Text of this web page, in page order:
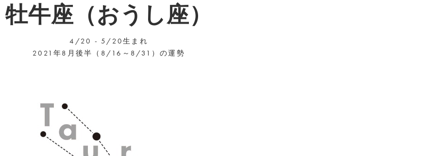
牡牛座（おうし座）
4/20 - 5/20生まれ
2021年8月後半（8/16～8/31）の運勢